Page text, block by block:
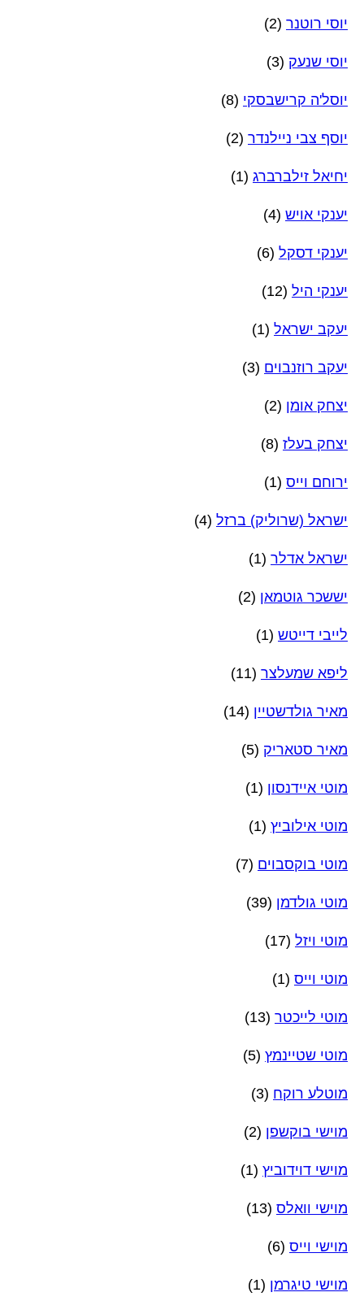
יוסי רוטנר (2)
יוסי שנעק (3)
יוסל'ה קרישבסקי (8)
יוסף צבי ניילנדר (2)
יחיאל זילברברג (1)
יענקי אויש (4)
יענקי דסקל (6)
יענקי היל (12)
יעקב ישראל (1)
יעקב רוזנבוים (3)
יצחק אומן (2)
יצחק בעלז (8)
ירוחם וייס (1)
ישראל (שרוליק) ברזל (4)
ישראל אדלר (1)
יששכר גוטמאן (2)
לייבי דייטש (1)
ליפא שמעלצר (11)
מאיר גולדשטיין (14)
מאיר סטאריק (5)
מוטי איידנסון (1)
מוטי אילוביץ (1)
מוטי בוקסבוים (7)
מוטי גולדמן (39)
מוטי ויזל (17)
מוטי וייס (1)
מוטי לייכטר (13)
מוטי שטיינמץ (5)
מוטלע רוקח (3)
מוישי בוקשפן (2)
מוישי דוידוביץ (1)
מוישי וואלס (13)
מוישי וייס (6)
מוישי טיגרמן (1)